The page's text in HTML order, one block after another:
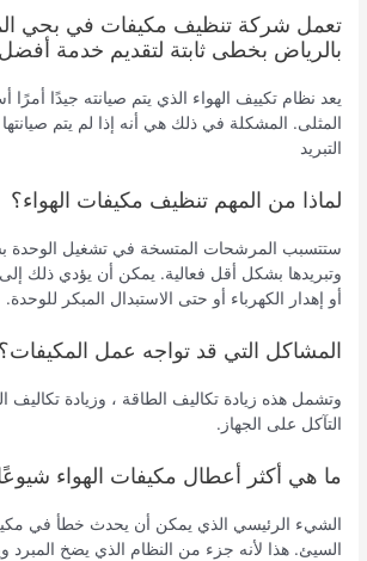
تعمل شركة تنظيف مكيفات في بحي
بالرياض بخطى ثابتة لتقديم خدمة أفضل
يعد نظام تكييف الهواء الذي يتم صيانته جيدًا أمرًا
المثلى. المشكلة في ذلك هي أنه إذا لم يتم
التبريد
لماذا من المهم تنظيف مكيفات الهواء؟
ستتسبب المرشحات المتسخة في تشغيل الوحدة
وتبريدها بشكل أقل فعالية. يمكن أن يؤدي ذلك إلى
أو إهدار الكهرباء أو حتى الاستبدال المبكر للوحدة.
المشاكل التي قد تواجه عمل المكيفات؟
وتشمل هذه زيادة تكاليف الطاقة ، وزيادة تكاليف
التآكل على الجهاز.
ما هي أكثر أعطال مكيفات الهواء
الشيء الرئيسي الذي يمكن أن يحدث خطأ في
السيئ. هذا لأنه جزء من النظام الذي يضخ المبرد